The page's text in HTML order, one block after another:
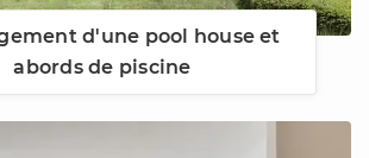
d'une pool house et
abords de piscine